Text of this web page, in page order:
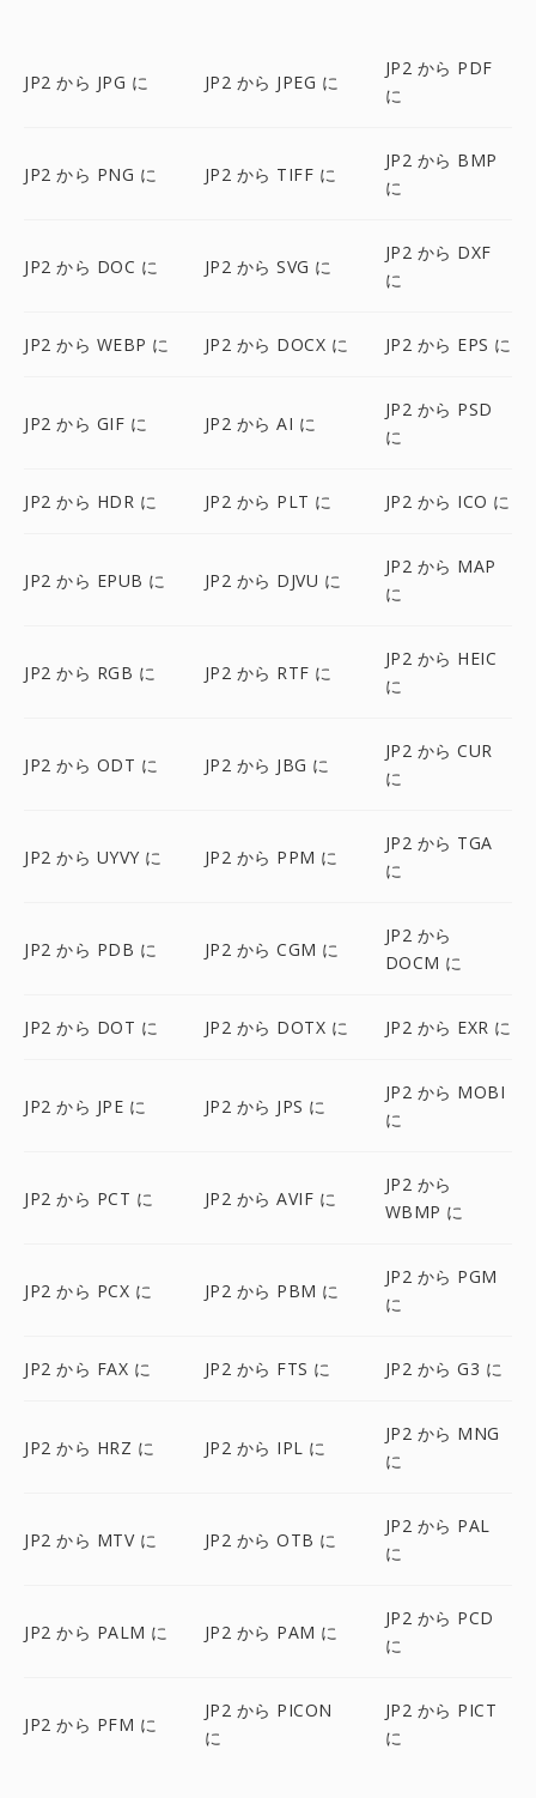
JP2 から JPG に JP2 から JPEG に
JP2 から PDF
に
JP2 から PNG に JP2 から TIFF に
JP2 から BMP
に
JP2 から DOC に JP2 から SVG に
JP2 から DXF
に
JP2 から WEBP に JP2 から DOCX に JP2 から EPS に
JP2 から GIF に JP2 から AI に
JP2 から PSD
に
JP2 から HDR に JP2 から PLT に JP2 から ICO に
JP2 から EPUB に JP2 から DJVU に
JP2 から MAP
に
JP2 から RGB に JP2 から RTF に
JP2 から HEIC
に
JP2 から ODT に JP2 から JBG に
JP2 から CUR
に
JP2 から UYVY に JP2 から PPM に
JP2 から TGA
に
JP2 から PDB に JP2 から CGM に
JP2 から
DOCM に
JP2 から DOT に JP2 から DOTX に JP2 から EXR に
JP2 から JPE に JP2 から JPS に
JP2 から MOBI
に
JP2 から PCT に JP2 から AVIF に
JP2 から
WBMP に
JP2 から PCX に JP2 から PBM に
JP2 から PGM
に
JP2 から FAX に JP2 から FTS に JP2 から G3 に
JP2 から HRZ に JP2 から IPL に
JP2 から MNG
に
JP2 から MTV に JP2 から OTB に
JP2 から PAL
に
JP2 から PALM に JP2 から PAM に
JP2 から PCD
に
JP2 から PFM に
JP2 から PICON
に
JP2 から PICT
に